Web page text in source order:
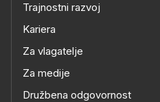
Trajnostni razvoj
Kariera
Za vlagatelje
Za medije
Družbena odgovornost